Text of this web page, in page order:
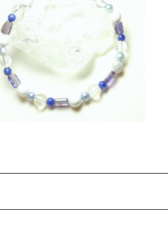
SARASパワーアップブレスレット
¥3,800